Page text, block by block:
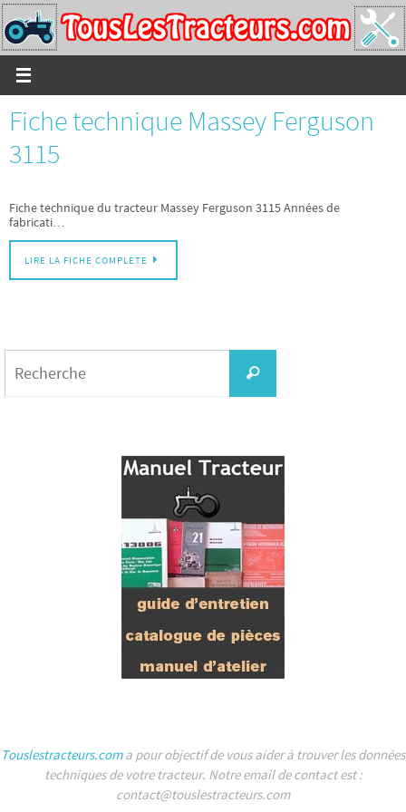
Passer
vers
le
contenu
Fiche technique Massey Ferguson
3115
Fiche technique du tracteur Massey Ferguson 3115 Années de
fabricati…
LIRE LA FICHE COMPLÈTE
Recherche
Touslestracteurs.coma pour objectif de vous aider à trouver les données
techniques de votre tracteur. Notre email de contact est :
contact@touslestracteurs.com